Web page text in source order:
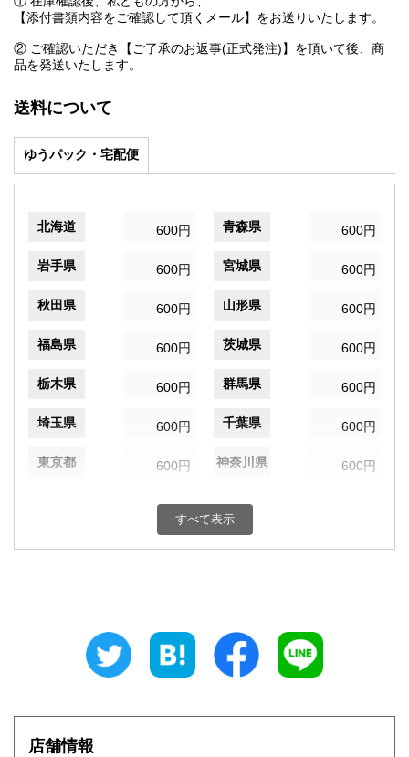
【添付書類内容をご確認して頂くメール】をお送りいたします。
② ご確認いただき【ご了承のお返事(正式発注)】を頂いて後、商
品を発送いたします。
送料について
ゆうパック・宅配便
北海道 600円 青森県 600円
岩手県 600円 宮城県 600円
秋田県 600円 山形県 600円
福島県 600円 茨城県 600円
栃木県 600円 群馬県 600円
埼玉県 600円 千葉県 600円
東京都 600円 神奈川県 600円
600円 富山県
600円 三重県
大阪府
すべて表示
店舗情報